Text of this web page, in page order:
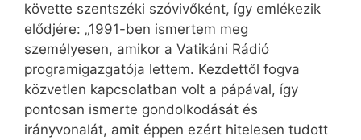
követte szentszéki szóvivőként, így emlékezik
elődjére: „1991-ben ismertem meg
személyesen, amikor a Vatikáni Rádió
programigazgatója lettem. Kezdettől fogva
közvetlen kapcsolatban volt a pápával, így
pontosan ismerte gondolkodását és
irányvonalát, amit éppen ezért hitelesen tudott